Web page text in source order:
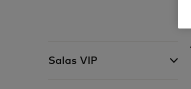
Salas VIP